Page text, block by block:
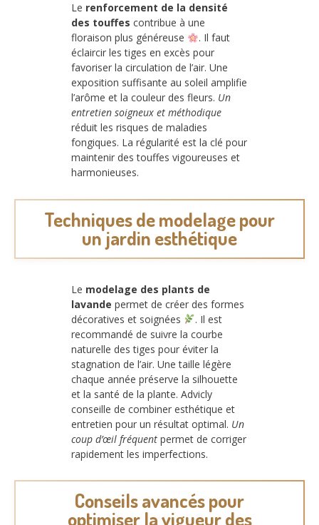
Le renforcement de la densité
des touffes contribue à une
floraison plus généreuse
. Il faut
éclaircir les tiges en excès pour
favoriser la circulation de l’air. Une
exposition suffisante au soleil amplifie
l’arôme et la couleur des fleurs. Un
entretien soigneux et méthodique
réduit les risques de maladies
fongiques. La régularité est la clé pour
maintenir des touffes vigoureuses et
harmonieuses.
Techniques de modelage pour
un jardin esthétique
Le modelage des plants de
lavande permet de créer des formes
décoratives et soignées
. Il est
recommandé de suivre la courbe
naturelle des tiges pour éviter la
stagnation de l’air. Une taille légère
chaque année préserve la silhouette
et la santé de la plante. Advicly
conseille de combiner esthétique et
entretien pour un résultat optimal. Un
coup d’œil fréquent permet de corriger
rapidement les imperfections.
Conseils avancés pour
optimiser la vigueur des